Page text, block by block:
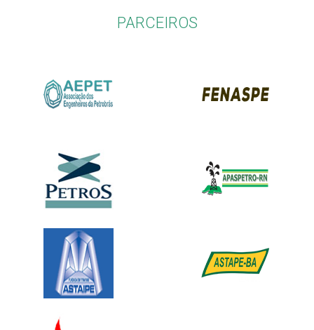
PARCEIROS